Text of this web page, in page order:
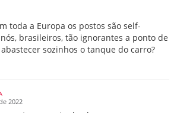
toda a Europa os postos são self-
brasileiros, tão ignorantes a ponto de
sozinhos o tanque do carro?
2022